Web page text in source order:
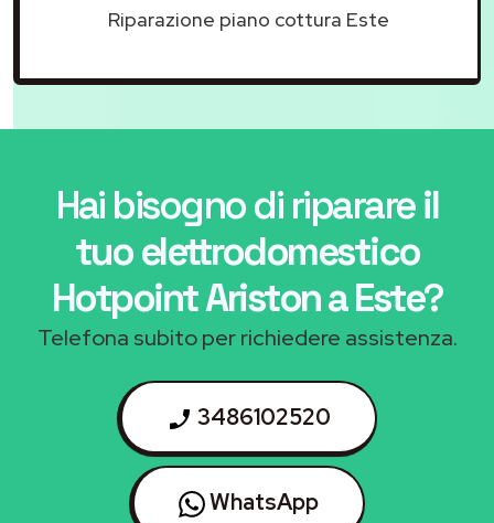
Riparazione piano cottura Este
Hai bisogno di riparareil
tuo elettrodomestico
Hotpoint Ariston a Este?
Telefona subito per richiedere assistenza.
3486102520
WhatsApp